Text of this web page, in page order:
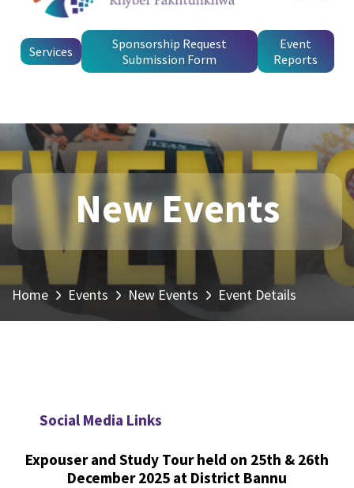
Services
Sponsorship Request
Submission Form
Event
Reports
New Events
Home Events New Events Event Details
Social Media Links
Expouser and Study Tour held on 25th & 26th
December 2025 at District Bannu